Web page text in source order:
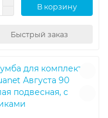
В корзину
Быстрый заказ